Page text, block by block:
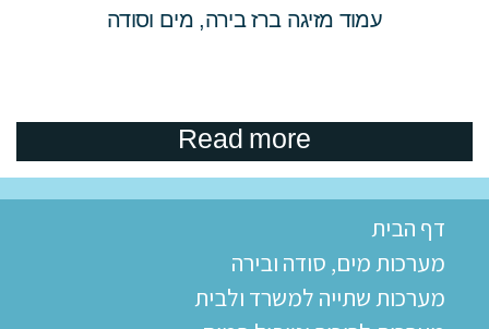
עמוד מזיגה ברז בירה, מים וסודה
Read more
דף הבית
מערכות מים, סודה ובירה
מערכות שתייה למשרד ולבית